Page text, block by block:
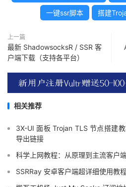
一键ssr脚本 搭建
上一篇
最新 ShadowsocksR / SSR 客
户端下载（支持各平台）
相关推荐
3X-UI 面板 Trojan TLS 节点搭建
导出链接
科学上网教程：从原理到主流客户
SSRRay 安卓客户端超详细使用教